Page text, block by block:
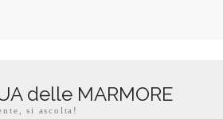
a
delle MARMORE
si ascolta!